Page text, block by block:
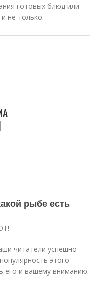
готовых блюд или
не только.
рыбе есть
читатели успешно
этого
его и вашему вниманию.